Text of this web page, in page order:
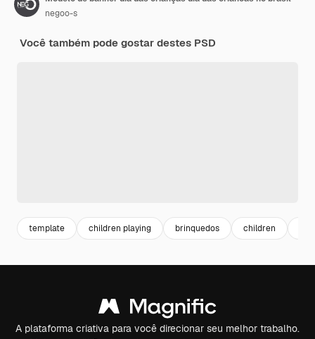
negoo-s
Você também pode gostar destes PSD
template children playing brinquedos children
A plataforma criativa para você direcionar seu melhor trabalho.